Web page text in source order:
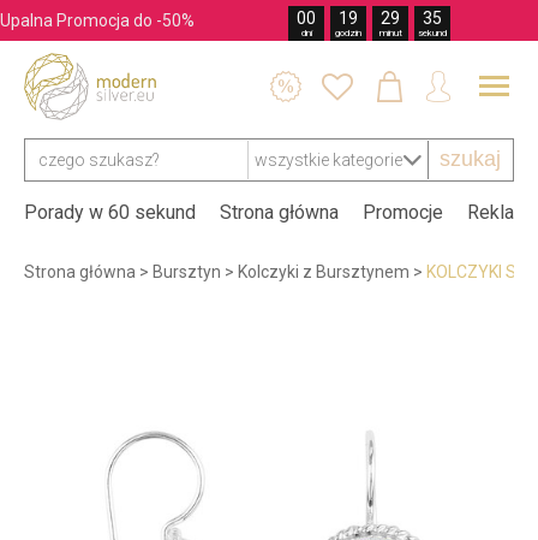
Upalna Promocja do -50% 00
dni
19
godzin
29
minut
35
sekund
szukaj
   
Porady w 60 sekund Strona główna Promocje
Strona główna > Bursztyn > Kolczyki z Bursztynem > KOLCZYKI